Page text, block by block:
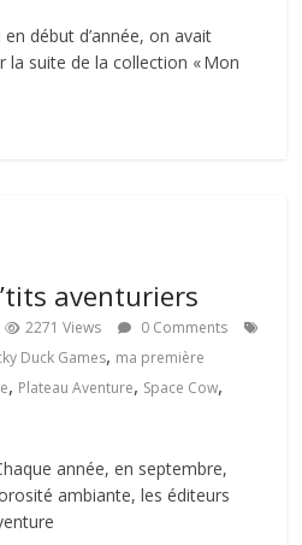
en début d’année, on avait
la suite de la collection « Mon
aventuriers
2271 Views
0 Comments
Duck Games, ma première
, Plateau Aventure, Space Cow,
année, en septembre,
ambiante, les éditeurs